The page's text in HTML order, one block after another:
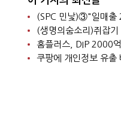
(생명의숨소리)쥐잡기
홈플러스, DIP 2000
쿠팡에 개인정보 유